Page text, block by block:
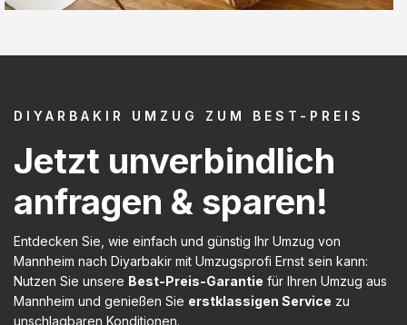
DIYARBAKIR UMZUG ZUM BEST-PREIS
Jetzt unverbindlich
anfragen & sparen!
Entdecken Sie, wie einfach und günstig Ihr Umzug von
Mannheim nach Diyarbakir mit Umzugsprofi Ernst sein kann:
Nutzen Sie unsere Best-Preis-Garantie für Ihren Umzug aus
Mannheim und genießen Sie erstklassigen Service zu
unschlagbaren Konditionen.